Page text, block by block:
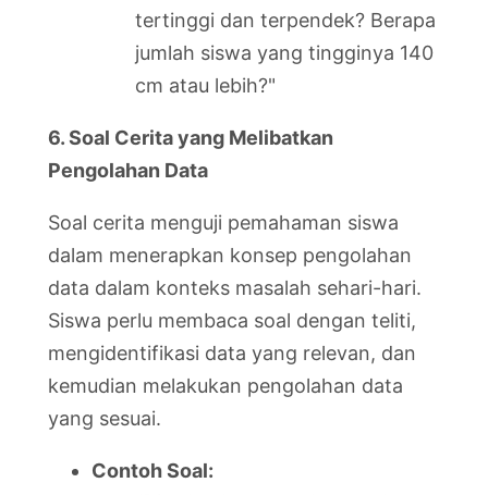
tertinggi dan terpendek? Berapa
jumlah siswa yang tingginya 140
cm atau lebih?"
6. Soal Cerita yang Melibatkan
Pengolahan Data
Soal cerita menguji pemahaman siswa
dalam menerapkan konsep pengolahan
data dalam konteks masalah sehari-hari.
Siswa perlu membaca soal dengan teliti,
mengidentifikasi data yang relevan, dan
kemudian melakukan pengolahan data
yang sesuai.
Contoh Soal: